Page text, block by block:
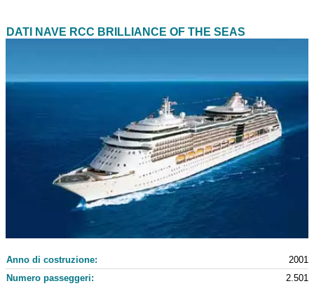
DATI NAVE RCC BRILLIANCE OF THE SEAS
Anno di costruzione:
2001
Numero passeggeri:
2.501